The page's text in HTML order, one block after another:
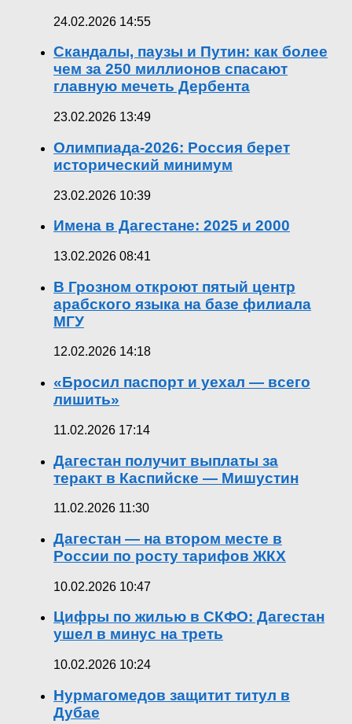
24.02.2026 14:55
Скандалы, паузы и Путин: как более
чем за 250 миллионов спасают
главную мечеть Дербента
23.02.2026 13:49
Олимпиада-2026: Россия берет
исторический минимум
23.02.2026 10:39
Имена в Дагестане: 2025 и 2000
13.02.2026 08:41
В Грозном откроют пятый центр
арабского языка на базе филиала
МГУ
12.02.2026 14:18
«Бросил паспорт и уехал — всего
лишить»
11.02.2026 17:14
Дагестан получит выплаты за
теракт в Каспийске — Мишустин
11.02.2026 11:30
Дагестан — на втором месте в
России по росту тарифов ЖКХ
10.02.2026 10:47
Цифры по жилью в СКФО: Дагестан
ушел в минус на треть
10.02.2026 10:24
Нурмагомедов защитит титул в
Дубае